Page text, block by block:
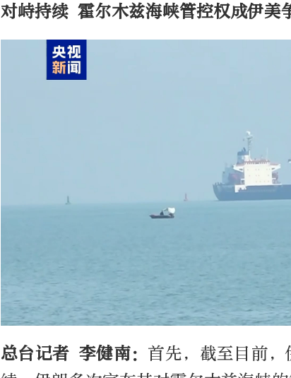
对峙持续 霍尔木兹海峡管控权成伊美
总台记者 李健南： 首先，截至目前